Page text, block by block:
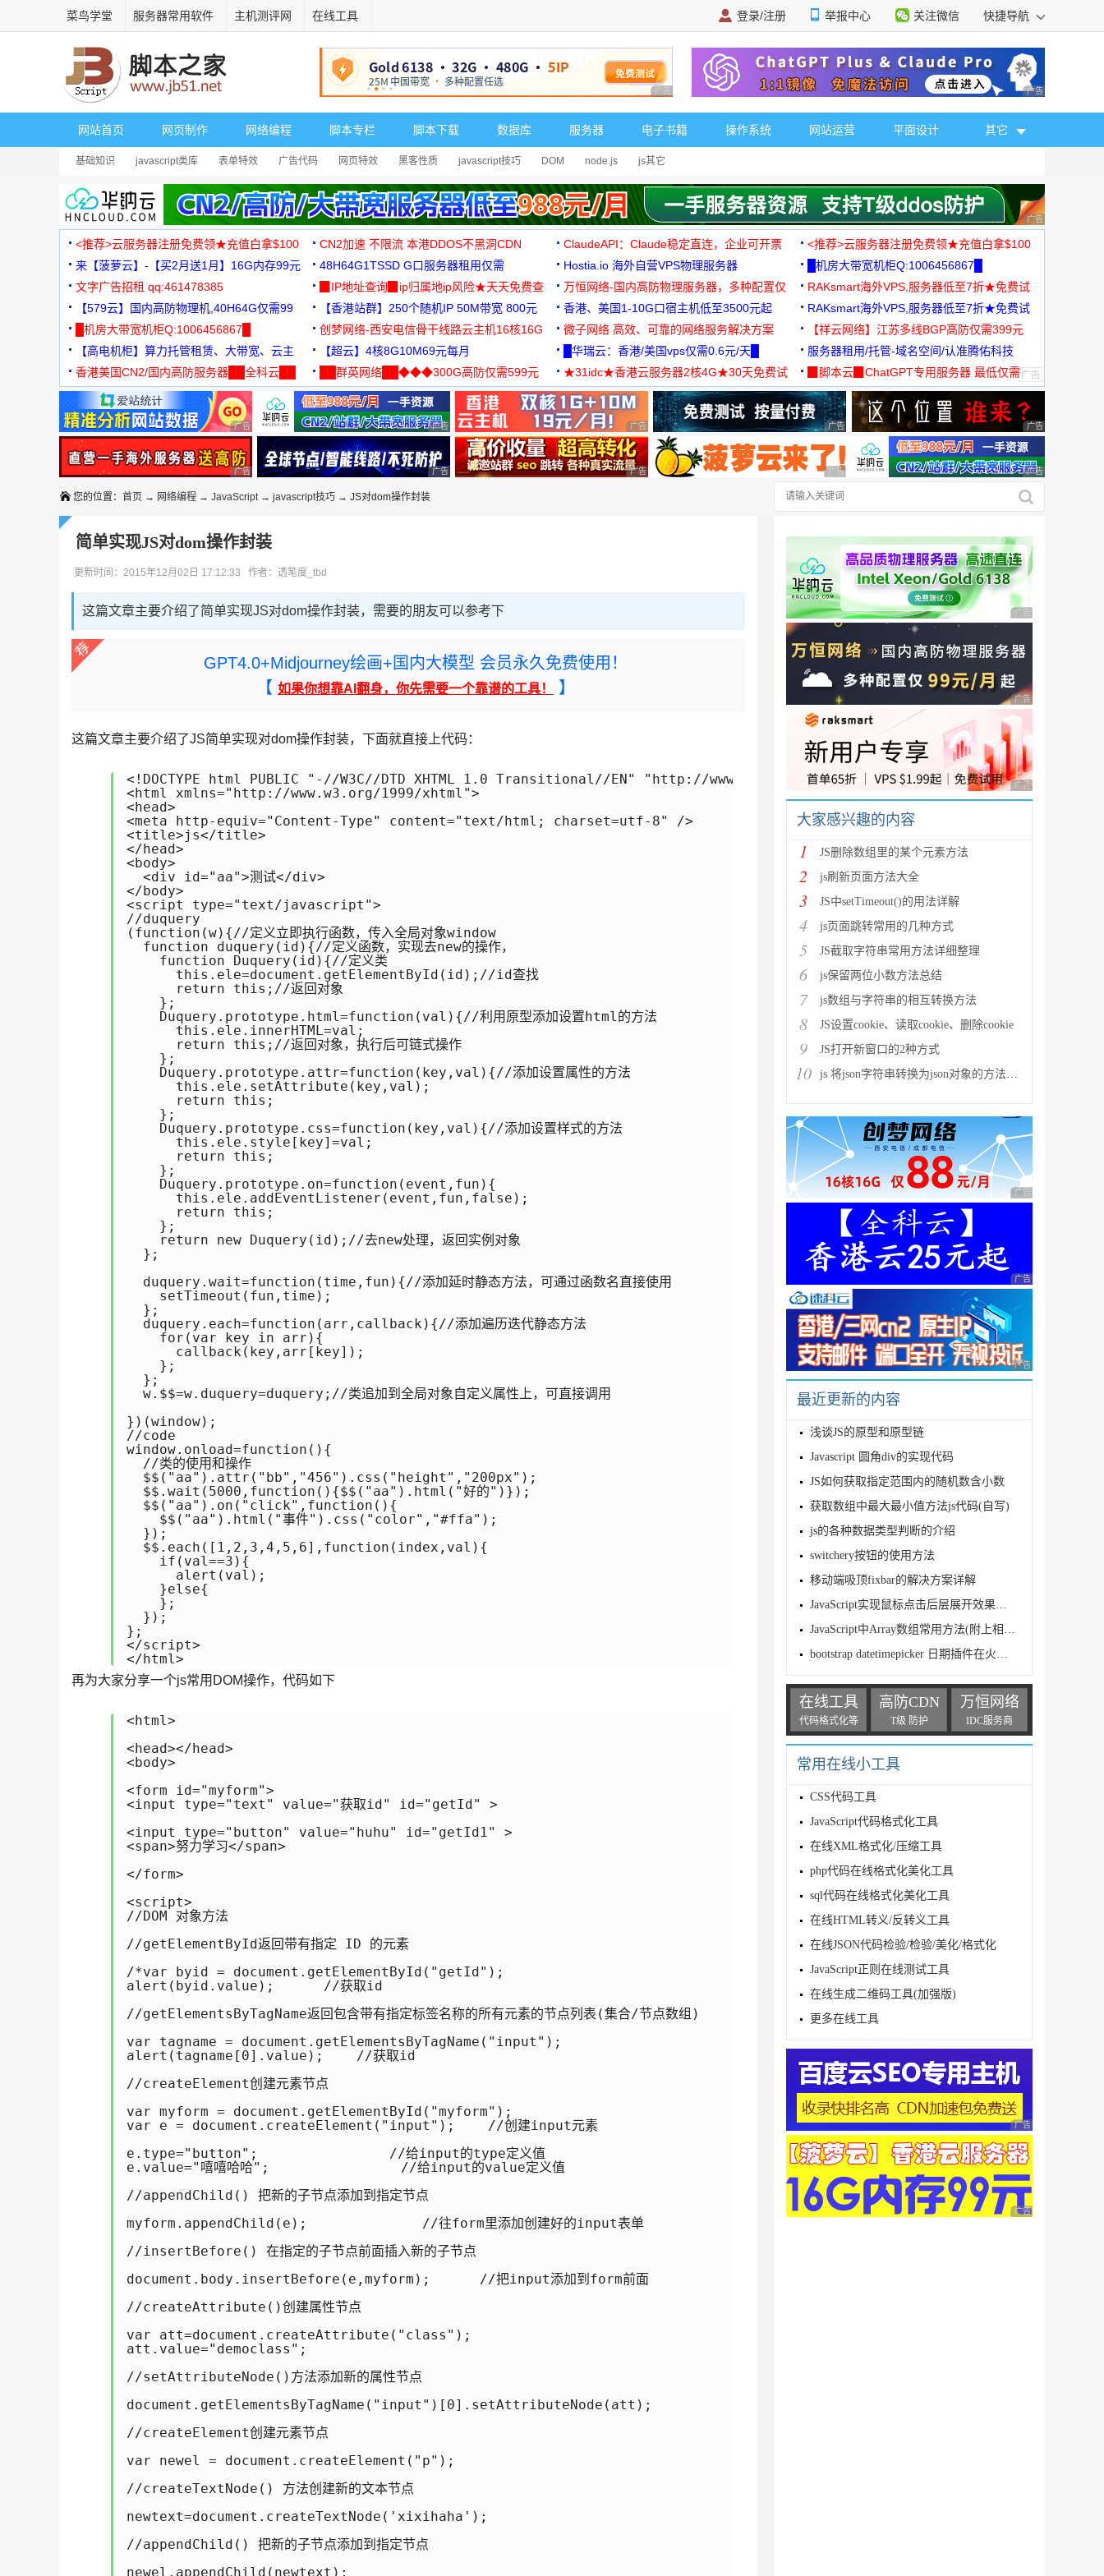
菜鸟学堂 服务器常用软件 主机测评网 在线工具 登录/注册 举报中心 关注微信 快捷导航
广告 商业广告，理性选择 广告 商业广告，理
网站首页 网页制作 网络编程 脚本专栏 脚本下载 数据库 服务器 电子书籍 操作系统 网站运营 平面设计 其它
基础知识 javascript类库 表单特效 广告代码 网页特效 黑客性质 javascript技巧 DOM node.js js其它
广告 商业广告，理
<推荐>云服务器注册免费领★充值白拿$100 CN2加速 不限流 本港DDOS不黑洞CDN ClaudeAPI：Claude稳定直连，企业可开票
<推荐>云服务器注册免费领★充值白拿$100
来【菠萝云】-【买2月送1月】16G内存99元
48H64G1TSSD G口服务器租用仅需
3000+可免费测试
Hostia.io 海外自营VPS物理服务器
█机房大带宽机柜Q:1006456867█
文字广告招租 qq:461478385
▉IP地址查询▉ip归属地ip风险★天天免费查
万恒网络-国内高防物理服务器，多种配置仅
99元/月起
RAKsmart海外VPS,服务器低至7折★免费试
用★
【579云】国内高防物理机,40H64G仅需99
元
【香港站群】250个随机IP 50M带宽 800元 香港、美国1-10G口宿主机低至3500元起
RAKsmart海外VPS,服务器低至7折★免费试
用★
█机房大带宽机柜Q:1006456867█
创梦网络-西安电信骨干线路云主机16核16G
88元/月
微子网络 高效、可靠的网络服务解决方案
【祥云网络】江苏多线BGP高防仅需399元
【高电机柜】算力托管租赁、大带宽、云主
机
【超云】4核8G10M69元每月 █华瑞云：香港/美国vps仅需0.6元/天█
服务器租用/托管-域名空间/认准腾佑科技
香港美国CN2/国内高防服务器██全科云██
██群英网络██◆◆◆300G高防仅需599元
◆◆◆
★31idc★香港云服务器2核4G★30天免费试
用◆
▉脚本云▉ChatGPT专用服务器 最低仅需
19元/月
广告 商业广告，理性选择 广告 商业广告，理性选择 广告 商业广告，理性选择 广告 商业广告，理性选择 广告 商业广告，理
广告 商业广告，理性选择 广告 商业广告，理性选择 广告 商业广告，理性选择 广告 商业广告，理性选择 广告 商业广告，理
您的位置： 首页 → 网络编程 → JavaScript→ javascript技巧 → JS对dom操作封装
简单实现JS对dom操作封装
更新时间：2015年12月02日 17:12:33 作者：透笔度_tbd
这篇文章主要介绍了简单实现JS对dom操作封装，需要的朋友可以参考下
GPT4.0+Midjourney绘画+国内大模型 会员永久免费使用！
【 如果你想靠AI翻身，你先需要一个靠谱的工具！ 】
这篇文章主要介绍了JS简单实现对dom操作封装，下面就直接上代码：
<!DOCTYPE html PUBLIC "-//W3C//DTD XHTML 1.0 Transitional//EN" "http://www.w3.org/TR/xhtml1/DTD/xhtml1-
<html xmlns="http://www.w3.org/1999/xhtml">
<head>
<meta http-equiv="Content-Type" content="text/html; charset=utf-8" />
<title>js</title>
</head>
<body>
  <div id="aa">测试</div>
</body>
<script type="text/javascript">
//duquery
(function(w){//定义立即执行函数，传入全局对象window
  function duquery(id){//定义函数，实现去new的操作，
    function Duquery(id){//定义类
      this.ele=document.getElementById(id);//id查找
      return this;//返回对象
    };
    Duquery.prototype.html=function(val){//利用原型添加设置html的方法
      this.ele.innerHTML=val;
      return this;//返回对象，执行后可链式操作
    };
    Duquery.prototype.attr=function(key,val){//添加设置属性的方法
      this.ele.setAttribute(key,val);
      return this;
    };
    Duquery.prototype.css=function(key,val){//添加设置样式的方法
      this.ele.style[key]=val;
      return this;
    };
    Duquery.prototype.on=function(event,fun){
      this.ele.addEventListener(event,fun,false);
      return this;
    };
    return new Duquery(id);//去new处理，返回实例对象
  };
  duquery.wait=function(time,fun){//添加延时静态方法，可通过函数名直接使用
    setTimeout(fun,time);
  };
  duquery.each=function(arr,callback){//添加遍历迭代静态方法
    for(var key in arr){
      callback(key,arr[key]);
    };
  };
  w.$$=w.duquery=duquery;//类追加到全局对象自定义属性上，可直接调用
})(window);
//code
window.onload=function(){
  //类的使用和操作
  $$("aa").attr("bb","456").css("height","200px");
  $$.wait(5000,function(){$$("aa").html("好的")});
  $$("aa").on("click",function(){
    $$("aa").html("事件").css("color","#ffa");
  });
  $$.each([1,2,3,4,5,6],function(index,val){
    if(val==3){
      alert(val);
    }else{
    };
  });
};
</script>
再为大家分享一个js常用DOM操作，代码如下
<html>
<head></head>
<body>
<form id="myform">
<input type="text" value="获取id" id="getId" >
<input type="button" value="huhu" id="getId1" >
<span>努力学习</span>
</form>
<script>
//DOM 对象方法
//getElementById返回带有指定 ID 的元素
/*var byid = document.getElementById("getId");
alert(byid.value);      //获取id
//getElementsByTagName返回包含带有指定标签名称的所有元素的节点列表(集合/节点数组)
var tagname = document.getElementsByTagName("input");
alert(tagname[0].value);    //获取id
//createElement创建元素节点
var myform = document.getElementById("myform");
var e = document.createElement("input");    //创建input元素
e.type="button";                //给input的type定义值
e.value="嘻嘻哈哈";                //给input的value定义值
//appendChild() 把新的子节点添加到指定节点
myform.appendChild(e);              //往form里添加创建好的input表单
//insertBefore() 在指定的子节点前面插入新的子节点
document.body.insertBefore(e,myform);      //把input添加到form前面
//createAttribute()创建属性节点
var att=document.createAttribute("class");
att.value="democlass";
//setAttributeNode()方法添加新的属性节点
document.getElementsByTagName("input")[0].setAttributeNode(att);
//createElement创建元素节点
var newel = document.createElement("p");
//createTextNode() 方法创建新的文本节点
newtext=document.createTextNode('xixihaha');
//appendChild() 把新的子节点添加到指定节点
newel.appendChild(newtext);
广告 商业广告，理性
广告 商业广告，理性
广告 商业广告，理性
大家感兴趣的内容
1 JS删除数组里的某个元素方法
2 js刷新页面方法大全
3 JS中setTimeout()的用法详解
4 js页面跳转常用的几种方式
5 JS截取字符串常用方法详细整理
6 js保留两位小数方法总结
7 js数组与字符串的相互转换方法
8 JS设置cookie、读取cookie、删除cookie
9 JS打开新窗口的2种方式
10 js 将json字符串转换为json对象的方法解析
广告 商业广告，理性
广告 商业广告，理性
广告 商业广告，理性
最近更新的内容
浅谈JS的原型和原型链
Javascript 圆角div的实现代码
JS如何获取指定范围内的随机数含小数
获取数组中最大最小值方法js代码(自写)
js的各种数据类型判断的介绍
switchery按钮的使用方法
移动端吸顶fixbar的解决方案详解
JavaScript实现鼠标点击后层展开效果的方法
JavaScript中Array数组常用方法(附上相应的用法及示例)
bootstrap datetimepicker 日期插件在火狐下出现一条报
在线工具
代码格式化等
高防CDN
T级 防护
万恒网络
IDC服务商
常用在线小工具
CSS代码工具
JavaScript代码格式化工具
在线XML格式化/压缩工具
php代码在线格式化美化工具
sql代码在线格式化美化工具
在线HTML转义/反转义工具
在线JSON代码检验/检验/美化/格式化
JavaScript正则在线测试工具
在线生成二维码工具(加强版)
更多在线工具
广告 商业广告，理性
广告 商业广告，理性